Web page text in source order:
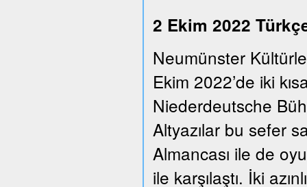
2 Ekim 2022
Neumünster
Ekim 2022’de iki
Niederdeutsche
Altyazılar bu sefer
Almancası ile de
ile karşılaştı. İki